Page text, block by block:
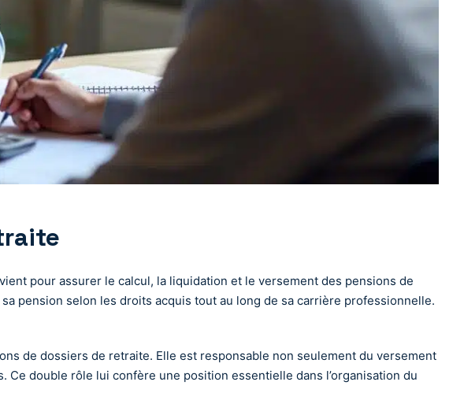
pour assurer le calcul, la liquidation et le versement des pensions de
pension selon les droits acquis tout au long de sa carrière professionnelle.
de dossiers de retraite. Elle est responsable non seulement du versement
double rôle lui confère une position essentielle dans l’organisation du